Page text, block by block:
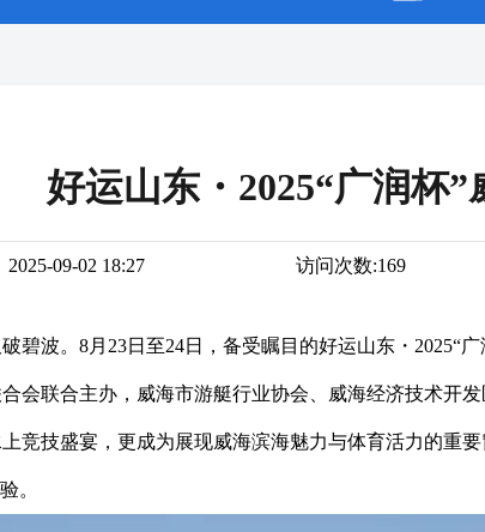
好运山东・2025“广润杯
09-02 18:27 访问次数:169
碧波。8月23日至24日，备受瞩目的好运山东・2025“
会联合主办，威海市游艇行业协会、威海经济技术开
竞技盛宴，更成为展现威海滨海魅力与体育活力的重
。